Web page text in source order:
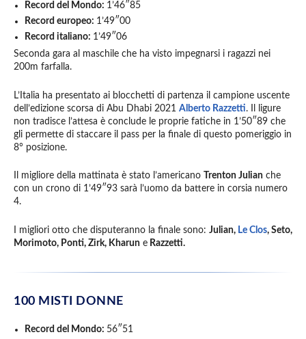
Record del Mondo: 1’46″85
Record europeo: 1’49″00
Record italiano: 1’49″06
Seconda gara al maschile che ha visto impegnarsi i ragazzi nei
200m farfalla.
L’Italia ha presentato ai blocchetti di partenza il campione uscente
dell’edizione scorsa di Abu Dhabi 2021 Alberto Razzetti. Il ligure
non tradisce l’attesa è conclude le proprie fatiche in 1’50″89 che
gli permette di staccare il pass per la finale di questo pomeriggio in
8° posizione.
Il migliore della mattinata è stato l’americano Trenton Julian che
con un crono di 1’49″93 sarà l’uomo da battere in corsia numero
4.
I migliori otto che disputeranno la finale sono: Julian, Le Clos, Seto,
Morimoto, Ponti, Zirk, Kharun e Razzetti.
100 MISTI DONNE
Record del Mondo: 56″51